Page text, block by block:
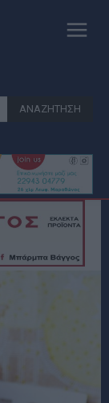
ΑΝΑΖΗΤΗΣΗ